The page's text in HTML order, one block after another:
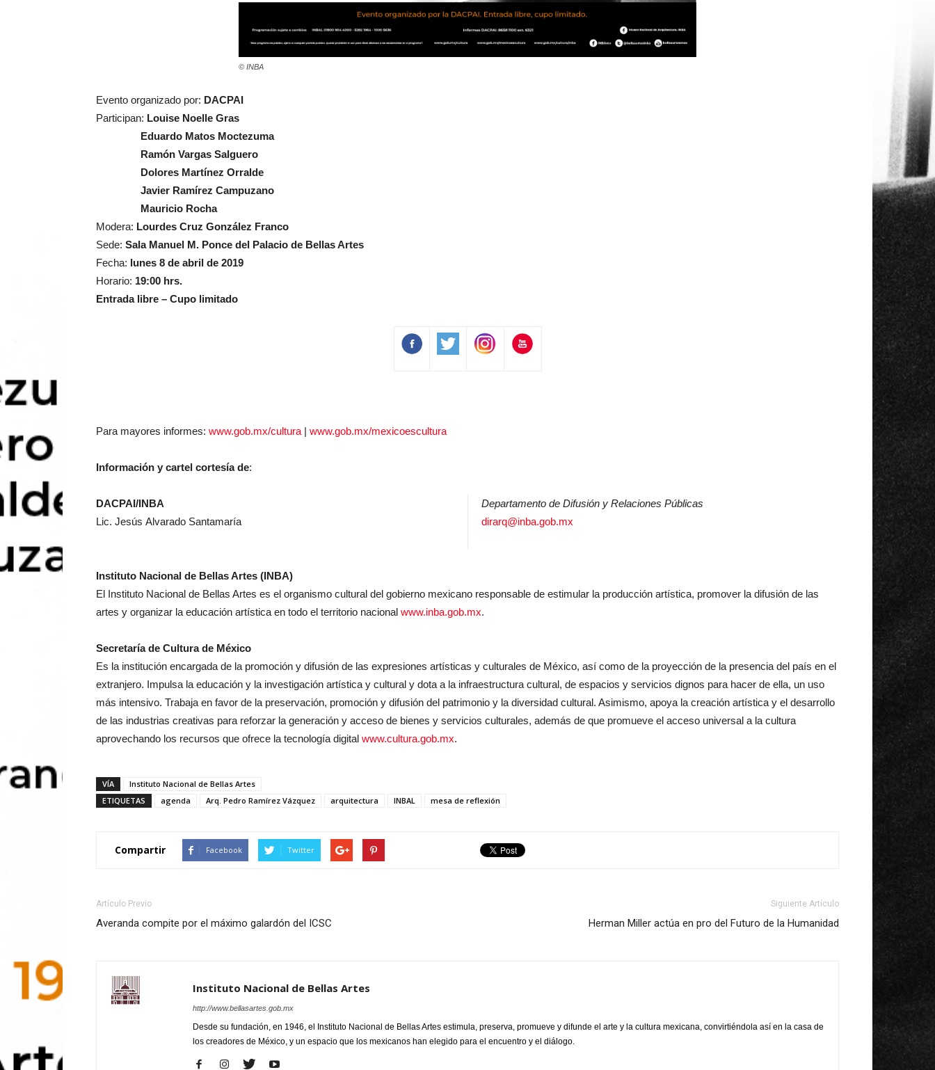
© INBA
Evento organizado por: DACPAI
Participan: Louise Noelle Gras
Eduardo Matos Moctezuma
Ramón Vargas Salguero
Dolores Martínez Orralde
Javier Ramírez Campuzano
Mauricio Rocha
Modera: Lourdes Cruz González Franco
Sede: Sala Manuel M. Ponce del Palacio de Bellas Artes
Fecha: lunes 8 de abril de 2019
Horario: 19:00 hrs.
Entrada libre – Cupo limitado
Para mayores informes: www.gob.mx/cultura | www.gob.mx/mexicoescultura
Información y cartel cortesía de:
DACPAI/INBA
Lic. Jesús Alvarado Santamaría
Departamento de Difusión y Relaciones Públicas
dirarq@inba.gob.mx
Instituto Nacional de Bellas Artes (INBA)
El Instituto Nacional de Bellas Artes es el organismo cultural del gobierno mexicano responsable de estimular la producción artística, promover la difusión de las
artes y organizar la educación artística en todo el territorio nacional www.inba.gob.mx.
Secretaría de Cultura de México
Es la institución encargada de la promoción y difusión de las expresiones artísticas y culturales de México, así como de la proyección de la presencia del país en el
extranjero. Impulsa la educación y la investigación artística y cultural y dota a la infraestructura cultural, de espacios y servicios dignos para hacer de ella, un uso
más intensivo. Trabaja en favor de la preservación, promoción y difusión del patrimonio y la diversidad cultural. Asimismo, apoya la creación artística y el desarrollo
de las industrias creativas para reforzar la generación y acceso de bienes y servicios culturales, además de que promueve el acceso universal a la cultura
aprovechando los recursos que ofrece la tecnología digital www.cultura.gob.mx.
VÍA
Instituto Nacional de Bellas Artes
ETIQUETAS
agenda Arq. Pedro Ramírez Vázquez arquitectura INBAL mesa de reflexión
Compartir Facebook Twitter
Artículo Previo
Averanda compite por el máximo galardón del ICSC
Siguiente Artículo
Herman Miller actúa en pro del Futuro de la Humanidad
Instituto Nacional de Bellas Artes
http://www.bellasartes.gob.mx
Desde su fundación, en 1946, el Instituto Nacional de Bellas Artes estimula, preserva, promueve y difunde el arte y la cultura mexicana, convirtiéndola así en la casa de
los creadores de México, y un espacio que los mexicanos han elegido para el encuentro y el diálogo.